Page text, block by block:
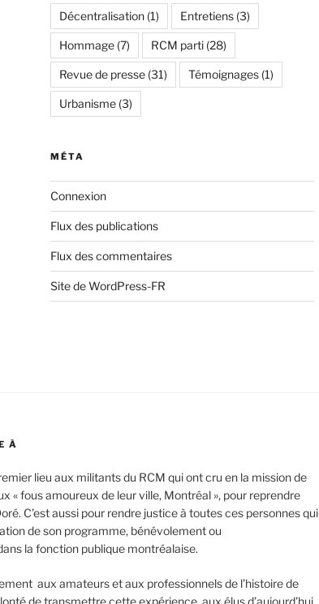
Décentralisation(1) Entretiens(3)
Hommage(7) RCM parti(28)
Revue de presse(31) Témoignages(1)
Urbanisme(3)
MÉTA
Connexion
Flux des publications
Flux des commentaires
Site de WordPress-FR
À
lieu aux militants du RCM qui ont cru en la mission de
« fous amoureux de leur ville, Montréal », pour reprendre
C’est aussi pour rendre justice à toutes ces personnes qui
de son programme, bénévolement ou
la fonction publique montréalaise.
aux amateurs et aux professionnels de l’histoire de
de transmettre cette expérience aux élus d’aujourd’hui